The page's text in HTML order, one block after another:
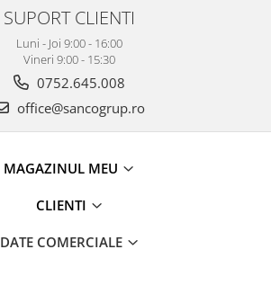
SUPORT CLIENTI
Luni - Joi 9:00 - 16:00
Vineri 9:00 - 15:30
0752.645.008
office@sancogrup.ro
MAGAZINUL MEU
CLIENTI
DATE COMERCIALE